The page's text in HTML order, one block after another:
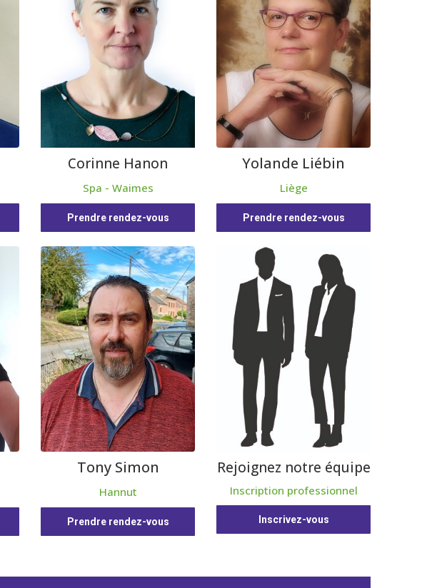
Corinne Hanon
Spa - Waimes
Prendre rendez-vous
Yolande Liébin
Liège
Prendre rendez-vous
Tony Simon
Hannut
Prendre rendez-vous
Rejoignez notre équipe
Inscription professionnel
Inscrivez-vous